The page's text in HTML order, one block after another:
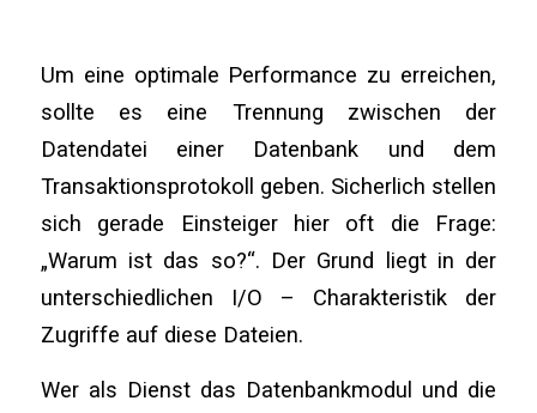
Um eine optimale Performance zu erreichen,
sollte es eine Trennung zwischen der
Datendatei einer Datenbank und dem
Transaktionsprotokoll geben. Sicherlich stellen
sich gerade Einsteiger hier oft die Frage:
„Warum ist das so?“. Der Grund liegt in der
unterschiedlichen I/O – Charakteristik der
Zugriffe auf diese Dateien.
Wer als Dienst das Datenbankmodul und die